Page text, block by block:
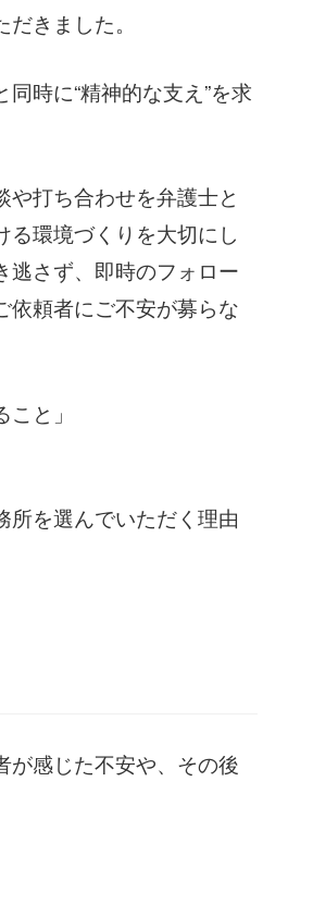
きました。
時に“精神的な支え”を求
打ち合わせを弁護士と
環境づくりを大切にし
逃さず、即時のフォロー
依頼者にご不安が募らな
と」
所を選んでいただく理由
が感じた不安や、その後